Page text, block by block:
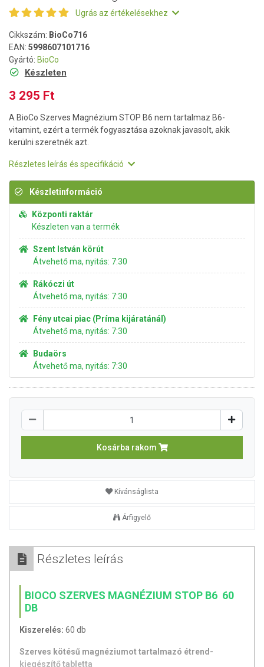
Ugrás az értékelésekhez
Cikkszám: BioCo716
EAN: 5998607101716
Gyártó: BioCo
Készleten
3 295 Ft
A BioCo Szerves Magnézium STOP B6 nem tartalmaz B6-
vitamint, ezért a termék fogyasztása azoknak javasolt, akik
kerülni szeretnék azt.
Részletes leírás és specifikáció
Készletinformáció
Központi raktár
Készleten van a termék
Szent István körút
Átvehető ma, nyitás: 7:30
Rákóczi út
Átvehető ma, nyitás: 7:30
Fény utcai piac (Príma kijáratánál)
Átvehető ma, nyitás: 7:30
Budaörs
Átvehető ma, nyitás: 7:30
Kosárba rakom
Kívánságlista
Árfigyelő
Részletes leírás
BIOCO SZERVES MAGNÉZIUM STOP B6 60
DB
Kiszerelés: 60 db
Szerves kötésű magnéziumot tartalmazó étrend-
kiegészítő tabletta